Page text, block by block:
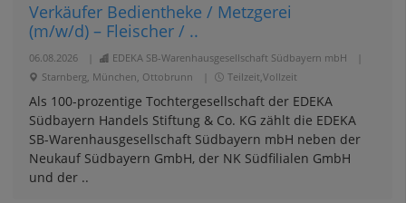
Verkäufer Bedientheke / Metzgerei
(m/w/d) – Fleischer / ..
06.08.2026 EDEKA SB-Warenhausgesellschaft Südbayern mbH
Starnberg, München, Ottobrunn
Teilzeit,Vollzeit
Als 100-prozentige Tochtergesellschaft der EDEKA
Südbayern Handels Stiftung & Co. KG zählt die EDEKA
SB-Warenhausgesellschaft Südbayern mbH neben der
Neukauf Südbayern GmbH, der NK Südfilialen GmbH
und der ..